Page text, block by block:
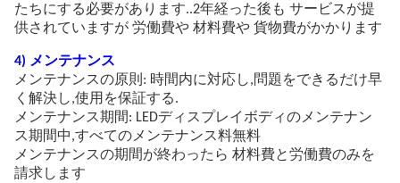
たちにする必要があります..2年経った後も サービスが提
供されていますが 労働費や 材料費や 貨物費がかかります
4) メンテナンス
メンテナンスの原則: 時間内に対応し,問題をできるだけ早
く解決し,使用を保証する.
メンテナンス期間: LEDディスプレイボディのメンテナン
ス期間中,すべてのメンテナンス料無料
メンテナンスの期間が終わったら 材料費と労働費のみを
請求します